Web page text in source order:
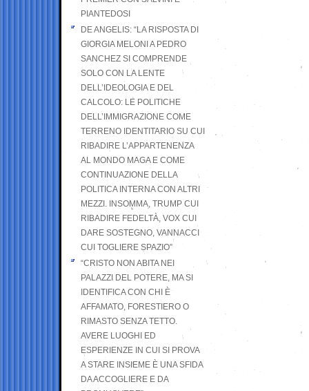
PIANTEDOSI
DE ANGELIS: “LA RISPOSTA DI
GIORGIA MELONI A PEDRO
SANCHEZ SI COMPRENDE
SOLO CON LA LENTE
DELL’IDEOLOGIA E DEL
CALCOLO: LE POLITICHE
DELL’IMMIGRAZIONE COME
TERRENO IDENTITARIO SU CUI
RIBADIRE L’APPARTENENZA
AL MONDO MAGA E COME
CONTINUAZIONE DELLA
POLITICA INTERNA CON ALTRI
MEZZI. INSOMMA, TRUMP CUI
RIBADIRE FEDELTÀ, VOX CUI
DARE SOSTEGNO, VANNACCI
CUI TOGLIERE SPAZIO”
“CRISTO NON ABITA NEI
PALAZZI DEL POTERE, MA SI
IDENTIFICA CON CHI È
AFFAMATO, FORESTIERO O
RIMASTO SENZA TETTO.
AVERE LUOGHI ED
ESPERIENZE IN CUI SI PROVA
A STARE INSIEME È UNA SFIDA
DA ACCOGLIERE E DA